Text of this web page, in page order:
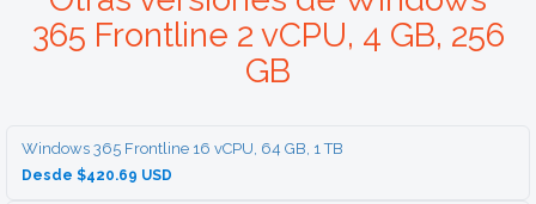
365 Frontline 2 vCPU, 4 GB, 256
GB
Windows 365 Frontline 16 vCPU, 64 GB, 1 TB
Desde $420.69 USD